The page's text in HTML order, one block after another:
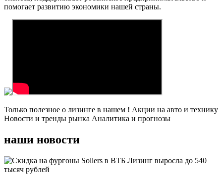
помогает развитию экономики нашей страны.
Только полезное о лизинге в нашем ! Акции на авто и технику
Новости и тренды рынка Аналитика и прогнозы
наши новости